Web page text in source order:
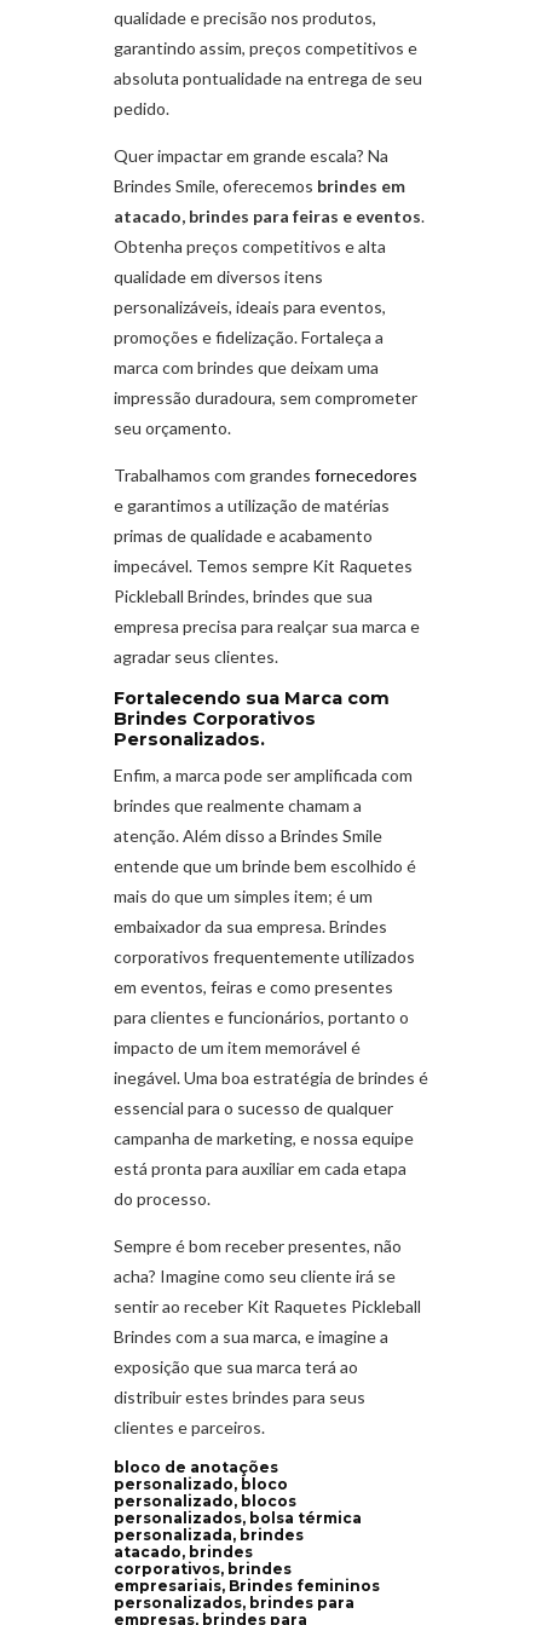
qualidade e precisão nos produtos,
garantindo assim, preços competitivos e
absoluta pontualidade na entrega de seu
pedido.
Quer impactar em grande escala? Na
Brindes Smile, oferecemos brindes em
atacado, brindes para feiras e eventos.
Obtenha preços competitivos e alta
qualidade em diversos itens
personalizáveis, ideais para eventos,
promoções e fidelização. Fortaleça a
marca com brindes que deixam uma
impressão duradoura, sem comprometer
seu orçamento.
Trabalhamos com grandes fornecedores
e garantimos a utilização de matérias
primas de qualidade e acabamento
impecável. Temos sempre Kit Raquetes
Pickleball Brindes, brindes que sua
empresa precisa para realçar sua marca e
agradar seus clientes.
Fortalecendo sua Marca com
Brindes Corporativos
Personalizados.
Enfim, a marca pode ser amplificada com
brindes que realmente chamam a
atenção. Além disso a Brindes Smile
entende que um brinde bem escolhido é
mais do que um simples item; é um
embaixador da sua empresa. Brindes
corporativos frequentemente utilizados
em eventos, feiras e como presentes
para clientes e funcionários, portanto o
impacto de um item memorável é
inegável. Uma boa estratégia de brindes é
essencial para o sucesso de qualquer
campanha de marketing, e nossa equipe
está pronta para auxiliar em cada etapa
do processo.
Sempre é bom receber presentes, não
acha? Imagine como seu cliente irá se
sentir ao receber Kit Raquetes Pickleball
Brindes com a sua marca, e imagine a
exposição que sua marca terá ao
distribuir estes brindes para seus
clientes e parceiros.
bloco de anotações
personalizado, bloco
personalizado, blocos
personalizados, bolsa térmica
personalizada, brindes
atacado, brindes
corporativos, brindes
empresariais, Brindes femininos
personalizados, brindes para
empresas, brindes para